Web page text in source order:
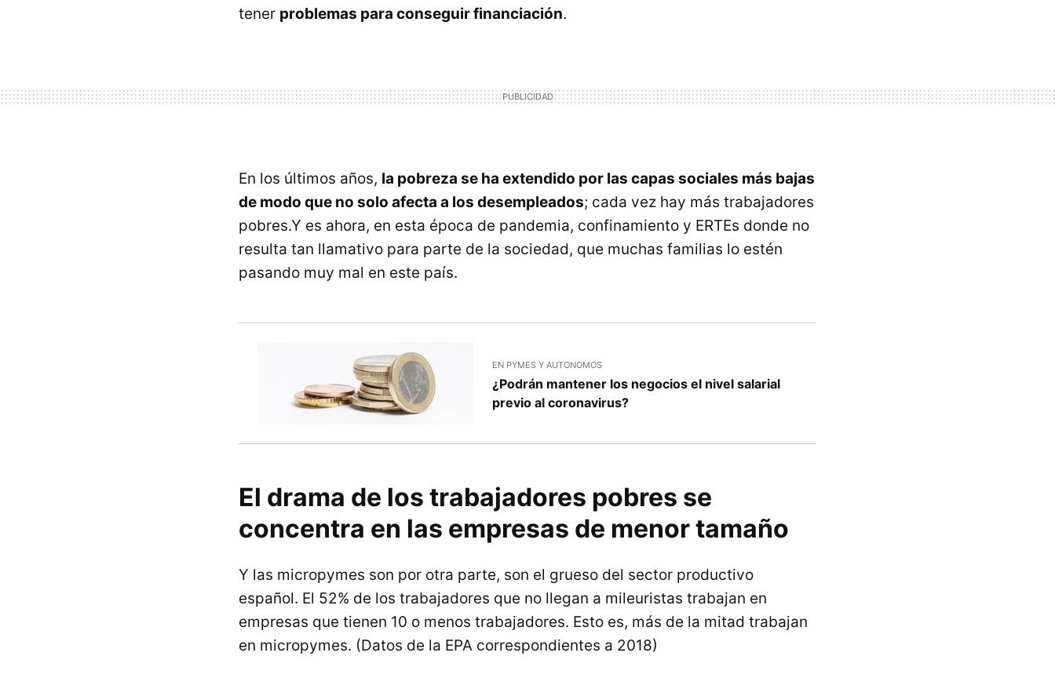
tener problemas para conseguir financiación.
En los últimos años, la pobreza se ha extendido por las capas sociales más bajas
de modo que no solo afecta a los desempleados; cada vez hay más trabajadores
pobres.Y es ahora, en esta época de pandemia, confinamiento y ERTEs donde no
resulta tan llamativo para parte de la sociedad, que muchas familias lo estén
pasando muy mal en este país.
EN PYMES Y AUTONOMOS
¿Podrán mantener los negocios el nivel salarial
previo al coronavirus?
El drama de los trabajadores pobres se
concentra en las empresas de menor tamaño
Y las micropymes son por otra parte, son el grueso del sector productivo
español. El 52% de los trabajadores que no llegan a mileuristas trabajan en
empresas que tienen 10 o menos trabajadores. Esto es, más de la mitad trabajan
en micropymes. (Datos de la EPA correspondientes a 2018)